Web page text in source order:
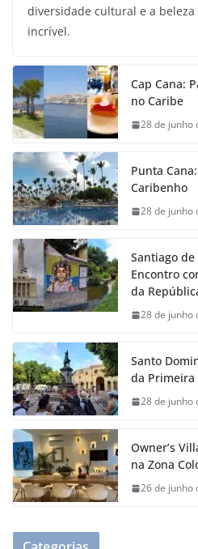
diversidade cultural e a
incrível.
Cap Cana:
no Caribe
28 de junho
Punta
Caribenho
28 de junho
Santiago de
Encontro
da
28 de junho
Santo
da Primeira
28 de junho
Owner’s
na Zona
26 de junho